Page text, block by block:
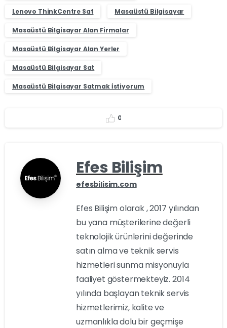
Lenovo ThinkCentre Sat Masaüstü Bilgisayar
Masaüstü Bilgisayar Alan Firmalar
Masaüstü Bilgisayar Alan Yerler
Masaüstü Bilgisayar Sat
Masaüstü Bilgisayar Satmak İstiyorum
0
Efes Bilişim
efesbilisim.com
Efes Bilişim olarak , 2017 yılından
bu yana müşterilerine değerli
teknolojik ürünlerini değerinde
satın alma ve teknik servis
hizmetleri sunma misyonuyla
faaliyet göstermekteyiz. 2014
yılında başlayan teknik servis
hizmetlerimiz, kalite ve
uzmanlıkla dolu bir geçmişe